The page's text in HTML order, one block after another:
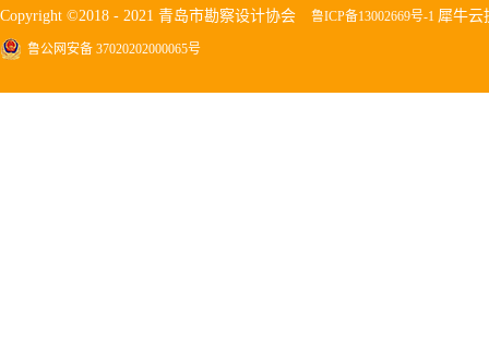
Copyright ©2018 - 2021 青岛市勘察设计协会 鲁ICP备13002669号-1 犀牛云
鲁公网安备 37020202000065号